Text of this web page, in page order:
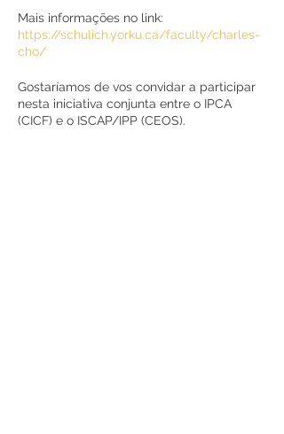
Mais informações no link:
https://schulich.yorku.ca/faculty/charles-
cho/
Gostaríamos de vos convidar a participar
nesta iniciativa conjunta entre o IPCA
(CICF) e o ISCAP/IPP (CEOS).